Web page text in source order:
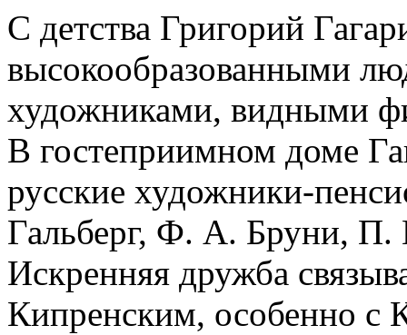
С детства Григорий
высокообразованными
художниками, видными
В гостеприимном доме
русские художники-
Гальберг, Ф. А. Бруни,
Искренняя дружба
Кипренским, особенно